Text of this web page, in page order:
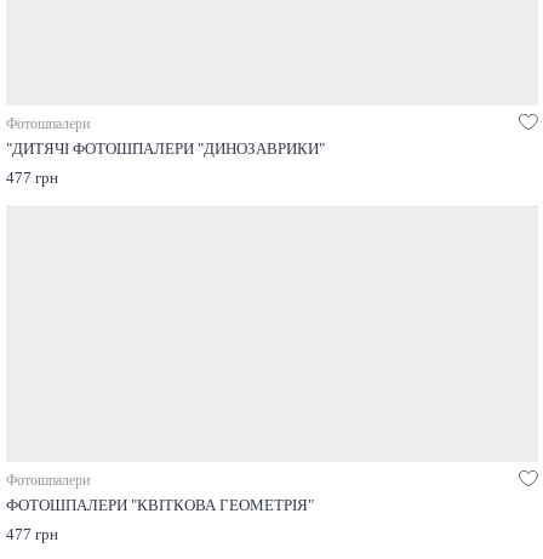
Фотошпалери
"ДИТЯЧІ ФОТОШПАЛЕРИ "ДИНОЗАВРИКИ"
477 грн
Фотошпалери
ФОТОШПАЛЕРИ "КВІТКОВА ГЕОМЕТРІЯ"
477 грн